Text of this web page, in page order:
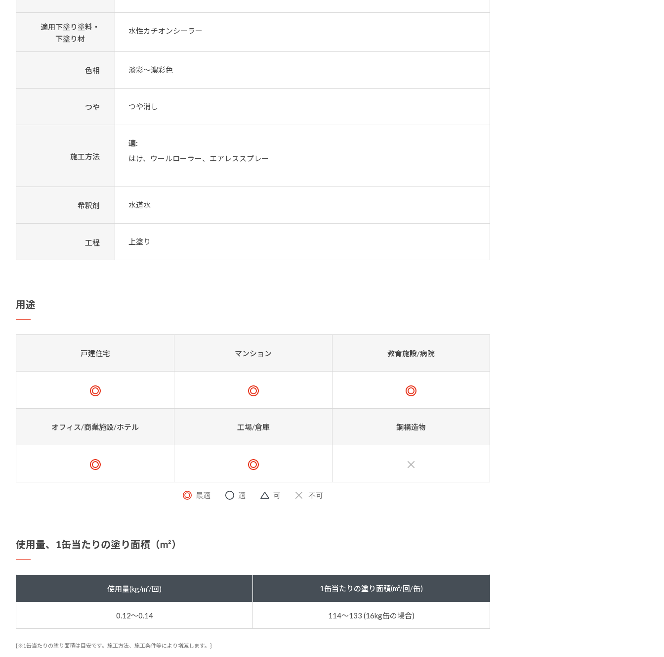
適用下塗り塗料・
下塗り材
水性カチオンシーラー
色相 淡彩～濃彩色
つや つや消し
施工方法
適:
はけ、ウールローラー、エアレススプレー
希釈剤 水道水
工程 上塗り
用途
戸建住宅 マンション 教育施設/病院
オフィス/商業施設/ホテル 工場/倉庫 鋼構造物
最適 適 可 不可
使用量、 1缶当たりの塗り面積（m²）
使用量(kg/m²/回) 1缶当たりの塗り面積(m²/回/缶)
0.12～0.14 114～133 (16kg缶の場合)
{※1缶当たりの塗り面積は目安です。施工方法、施工条件等により増減します。}